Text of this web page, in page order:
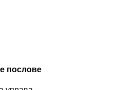
послове